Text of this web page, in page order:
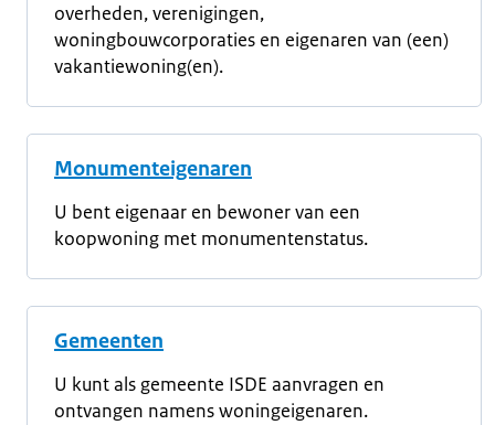
overheden, verenigingen,
woningbouwcorporaties en eigenaren van (een)
vakantiewoning(en).
Monumenteigenaren
U bent eigenaar en bewoner van een
koopwoning met monumentenstatus.
Gemeenten
U kunt als gemeente ISDE aanvragen en
ontvangen namens woningeigenaren.